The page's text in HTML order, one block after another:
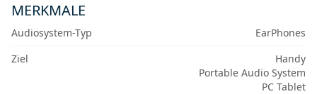
MERKMALE
Audiosystem-Typ
EarPhones
Ziel
Handy
Portable Audio System
PC Tablet